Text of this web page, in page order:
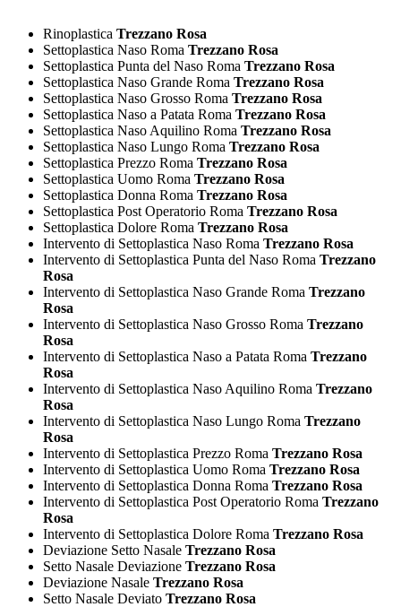
Rinoplastica Trezzano Rosa
Settoplastica Naso Roma Trezzano Rosa
Settoplastica Punta del Naso Roma Trezzano Rosa
Settoplastica Naso Grande Roma Trezzano Rosa
Settoplastica Naso Grosso Roma Trezzano Rosa
Settoplastica Naso a Patata Roma Trezzano Rosa
Settoplastica Naso Aquilino Roma Trezzano Rosa
Settoplastica Naso Lungo Roma Trezzano Rosa
Settoplastica Prezzo Roma Trezzano Rosa
Settoplastica Uomo Roma Trezzano Rosa
Settoplastica Donna Roma Trezzano Rosa
Settoplastica Post Operatorio Roma Trezzano Rosa
Settoplastica Dolore Roma Trezzano Rosa
Intervento di Settoplastica Naso Roma Trezzano Rosa
Intervento di Settoplastica Punta del Naso Roma Trezzano
Rosa
Intervento di Settoplastica Naso Grande Roma Trezzano
Rosa
Intervento di Settoplastica Naso Grosso Roma Trezzano
Rosa
Intervento di Settoplastica Naso a Patata Roma Trezzano
Rosa
Intervento di Settoplastica Naso Aquilino Roma Trezzano
Rosa
Intervento di Settoplastica Naso Lungo Roma Trezzano
Rosa
Intervento di Settoplastica Prezzo Roma Trezzano Rosa
Intervento di Settoplastica Uomo Roma Trezzano Rosa
Intervento di Settoplastica Donna Roma Trezzano Rosa
Intervento di Settoplastica Post Operatorio Roma Trezzano
Rosa
Intervento di Settoplastica Dolore Roma Trezzano Rosa
Deviazione Setto Nasale Trezzano Rosa
Setto Nasale Deviazione Trezzano Rosa
Deviazione Nasale Trezzano Rosa
Setto Nasale Deviato Trezzano Rosa